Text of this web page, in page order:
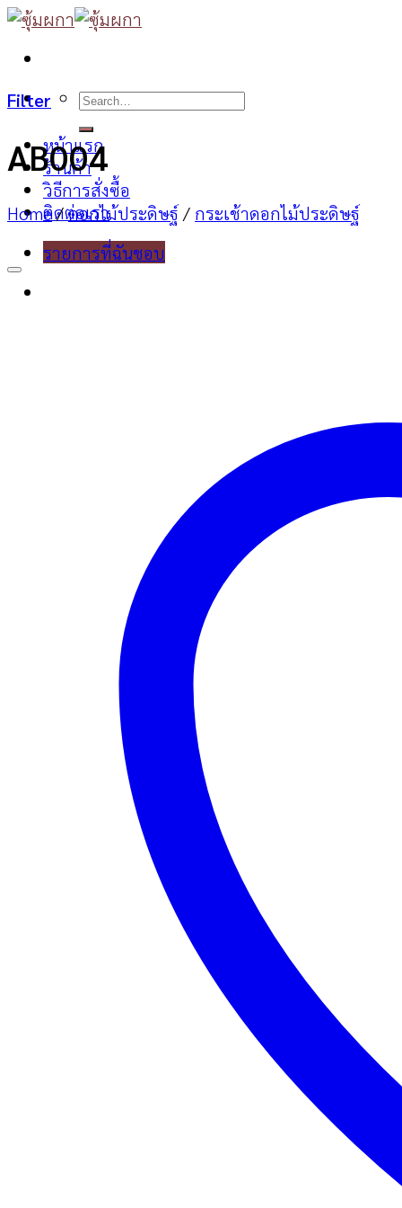
Skip
content
Search
หน้าแรก
ร้านค้า
วิธีการสั่งซื้อ
ติดต่อเรา
รายการที่ฉันชอบ
Filter
AB004
Home / ดอกไม้ประดิษฐ์ / กระเช้าดอกไม้ประดิษฐ์